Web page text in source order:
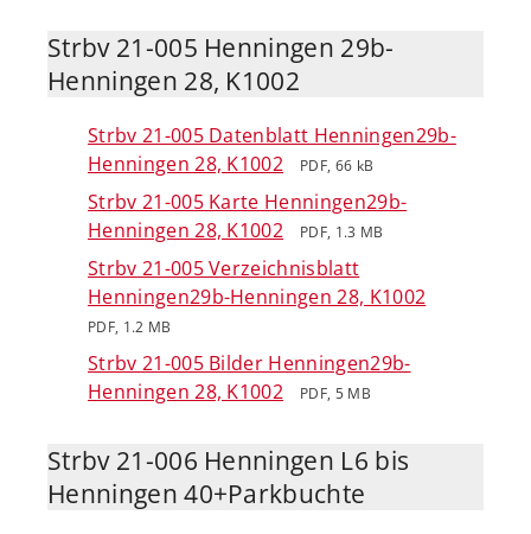
Strbv 21-005 Henningen 29b-
Henningen 28, K1002
Strbv 21-005 Datenblatt Henningen29b-
Henningen 28, K1002
PDF, 66 kB
Strbv 21-005 Karte Henningen29b-
Henningen 28, K1002
PDF, 1.3 MB
Strbv 21-005 Verzeichnisblatt
Henningen29b-Henningen 28, K1002
PDF, 1.2 MB
Strbv 21-005 Bilder Henningen29b-
Henningen 28, K1002
PDF, 5 MB
Strbv 21-006 Henningen L6 bis
Henningen 40+Parkbuchte